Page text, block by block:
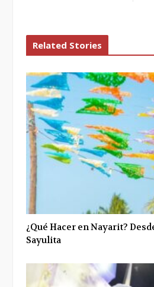
Related Stories
¿Qué Hacer en Nayarit?
Sayulita